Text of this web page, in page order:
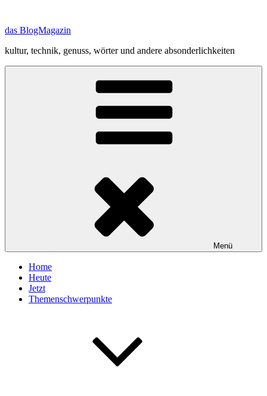
springen
das BlogMagazin
kultur, technik, genuss, wörter und andere absonderlichkeiten
Menü
Home
Heute
Jetzt
Themenschwerpunkte